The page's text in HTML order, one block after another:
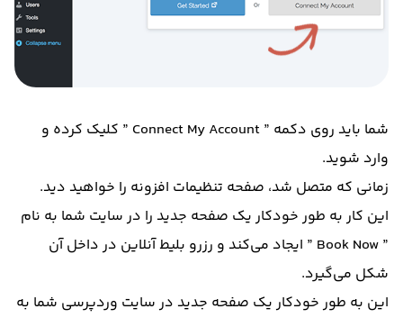
شما باید روی دکمه ” Connect My Account ” کلیک کرده و
وارد شوید.
زمانی که متصل شد، صفحه تنظیمات افزونه را خواهید دید.
این کار به طور خودکار یک صفحه جدید را در سایت شما به نام
” Book Now ” ایجاد می‌کند و رزرو بلیط آنلاین در داخل آن
شکل می‌گیرد.
این به طور خودکار یک صفحه جدید در سایت وردپرسی شما به